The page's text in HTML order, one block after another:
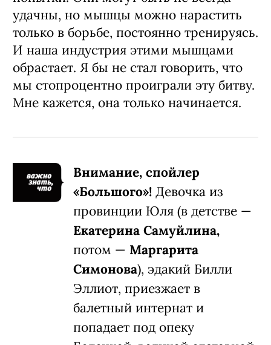
Что касается доли проката русских и
голливудских фильмов, вы говорите,
что нам нужно научиться держать
удар.
Национальные индустрии, которые
перечислить по пальцам: Франция,
это большое достижение, что у нас есть
эти амбиции и мы продолжаем делать
попытки. Они могут быть не всегда
удачны, но мышцы можно нарастить
только в борьбе, постоянно тренируясь.
И наша индустрия этими мышцами
обрастает. Я бы не стал говорить, что
мы стопроцентно проиграли эту битву.
Мне кажется, она только начинается.